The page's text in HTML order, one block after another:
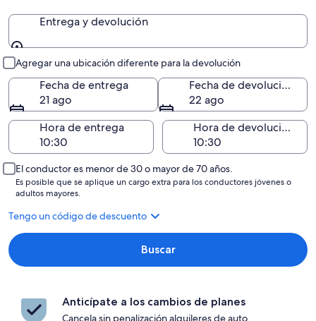
Entrega y devolución
Agregar una ubicación diferente para la devolución
Fecha de entrega
21 ago
Fecha de devolución
22 ago
Hora de entrega
Hora de devolución
El conductor es menor de 30 o mayor de 70 años.
Es posible que se aplique un cargo extra para los conductores jóvenes o
adultos mayores.
Tengo un código de descuento
Buscar
Anticípate a los cambios de planes
Cancela sin penalización alquileres de auto